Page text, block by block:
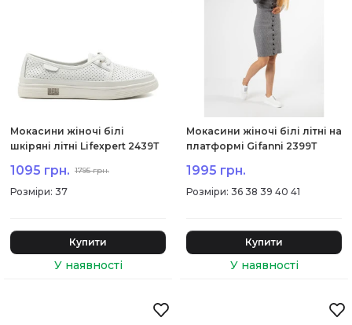
Мокасини жіночі білі
шкіряні літні Lifexpert 2439Т
1095 грн. 1795 грн.
: 37
Купити
Мокасини жіночі білі літні на
платформі Gifanni 2399Т
1995 грн.
: 36 38 39 40 41
Купити